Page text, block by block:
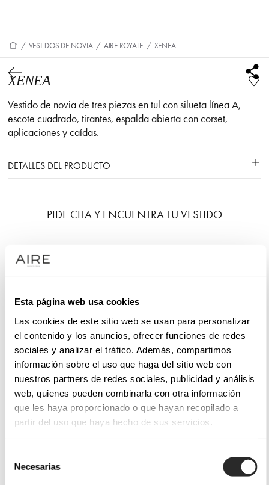
Esta página web usa cookies
Las cookies de este sitio web se usan para personalizar
el contenido y los anuncios, ofrecer funciones de redes
sociales y analizar el tráfico. Además, compartimos
información sobre el uso que haga del sitio web con
nuestros partners de redes sociales, publicidad y análisis
web, quienes pueden combinarla con otra información
que les haya proporcionado o que hayan recopilado a
partir del uso que haya hecho de sus servicios.
Necesarias
/ VESTIDOS DE NOVIA / AIRE ROYALE / XENEA
XENEA
Vestido de novia de tres piezas en tul con silueta línea A,
escote cuadrado, tirantes, espalda abierta con corset,
aplicaciones y caídas.
DETALLES DEL PRODUCTO
PIDE CITA Y ENCUENTRA TU VESTIDO